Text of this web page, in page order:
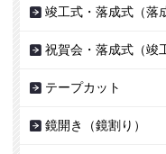
竣工式・落成式（落
祝賀会・落成式（竣
テープカット
鏡開き（鏡割り）